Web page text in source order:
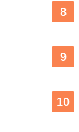
8
9
10